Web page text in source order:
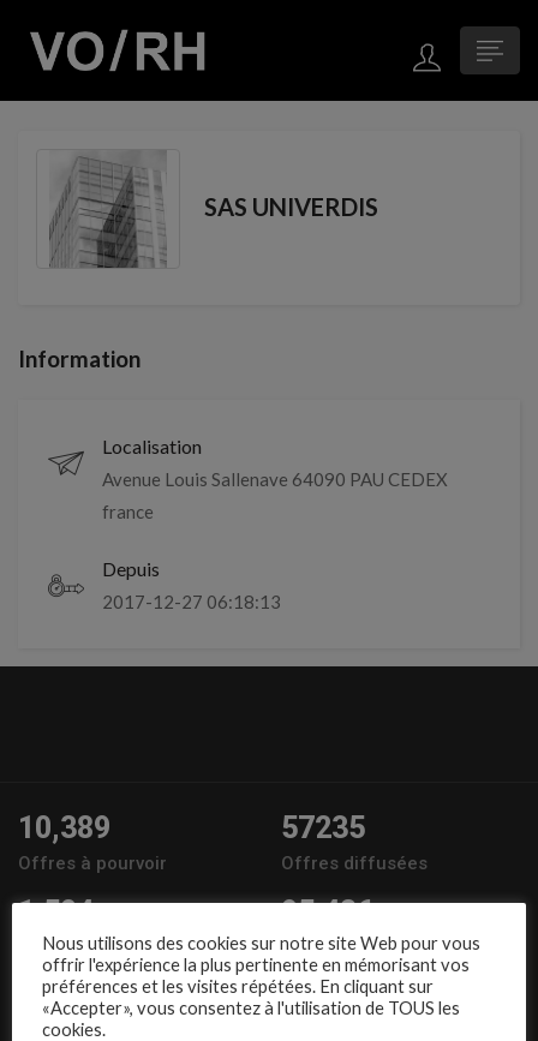
SAS UNIVERDIS
Information
Localisation
Avenue Louis Sallenave 64090 PAU CEDEX
france
Depuis
2017-12-27 06:18:13
10,389
Offres à pourvoir
57235
Offres diffusées
1,504
Entreprises
95,486
Candidats
Nous suivre
Nous utilisons des cookies sur notre site Web pour vous
offrir l'expérience la plus pertinente en mémorisant vos
préférences et les visites répétées. En cliquant sur
«Accepter», vous consentez à l'utilisation de TOUS les
cookies.